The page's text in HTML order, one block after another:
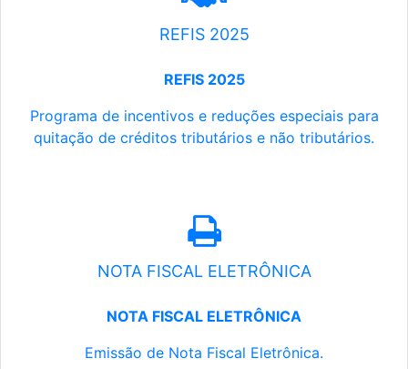
REFIS 2025
REFIS 2025
Programa de incentivos e reduções especiais para
quitação de créditos tributários e não tributários.
NOTA FISCAL ELETRÔNICA
NOTA FISCAL ELETRÔNICA
Emissão de Nota Fiscal Eletrônica.